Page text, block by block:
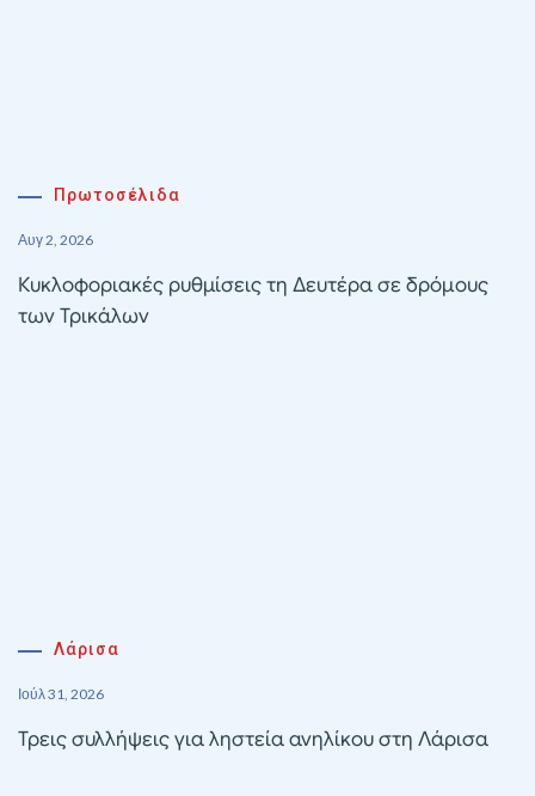
Πρωτοσέλιδα
Αυγ 2, 2026
Κυκλοφοριακές ρυθμίσεις τη Δευτέρα σε δρόμους
των Τρικάλων
Λάρισα
Ιούλ 31, 2026
Τρεις συλλήψεις για ληστεία ανηλίκου στη Λάρισα